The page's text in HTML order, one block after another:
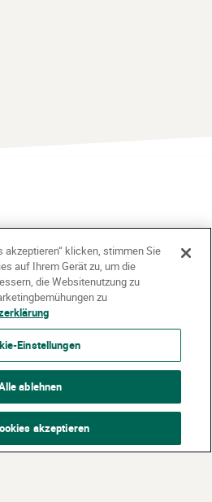
akzeptieren“ klicken, stimmen Sie
auf Ihrem Gerät zu, um die
die Websitenutzung zu
zu
Einstellungen
ablehnen
akzeptieren